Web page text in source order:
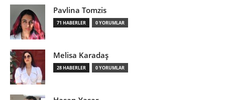
Pavlina Tomzis
71 HABERLER 0 YORUMLAR
Melisa Karadaş
28 HABERLER 0 YORUMLAR